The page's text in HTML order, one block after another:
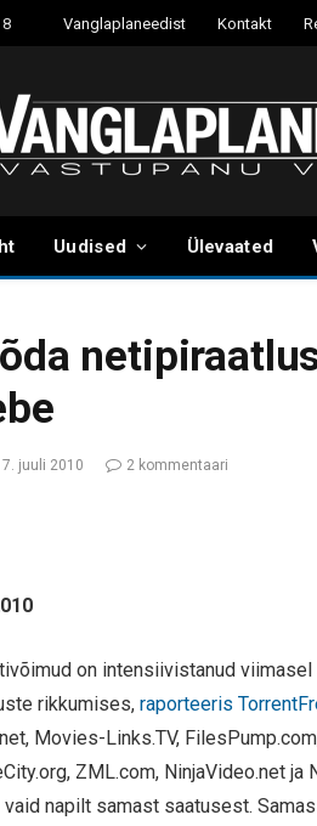
Vanglaplaneedist Kontakt
Uudised Ülevaated
juuli 2010 2 kommentaari
on intensiivistanud
rikkumises,raporteeris
Movies-Links.TV,
ZML.com, NinjaVideo.net
napilt samast saatusest.